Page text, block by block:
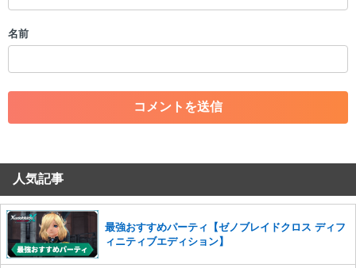
・一度削除された投稿を再び投稿すること
・アカウントの売買など金銭が絡む内容の投稿
・各ゲームのネタバレを含む内容の投稿
・その他、管理者が不適切と判断した投稿
コメントの削除を申請する
せていただきます。ご了承ください。
※一度削除したコメントは復元ができませんのでご注意くだ
さい。
また、過度な利用規約の違反や、弊社に損害の及ぶ内容の書き込みがあ
名前
人気記事
最強おすすめパーティ【ゼノブレイドクロス ディフ
ィニティブエディション】